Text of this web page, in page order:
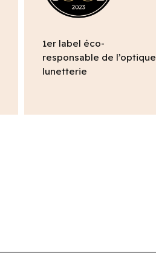
1er label éco-
responsable de l’optique
lunetterie